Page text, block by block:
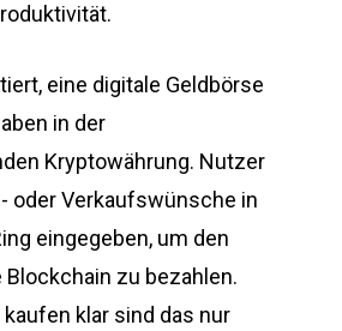
eine digitale Geldbörse
in der
Kryptowährung. Nutzer
oder Verkaufswünsche in
eingegeben, um den
Blockchain zu bezahlen.
klar sind das nur